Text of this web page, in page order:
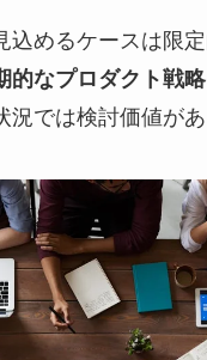
込めるケースは限定
的なプロダクト戦
況では検討価値があ